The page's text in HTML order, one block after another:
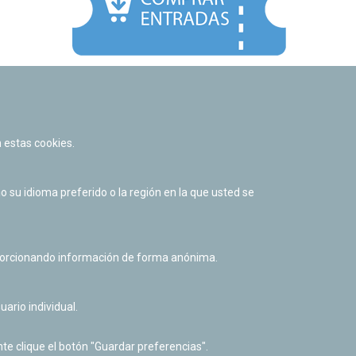
Política de cookies
Derecho de acceso a información pública
cookies.
su idioma preferido o la región en la que usted se
información de forma anónima.
individual.
clique el botón "Guardar preferencias".